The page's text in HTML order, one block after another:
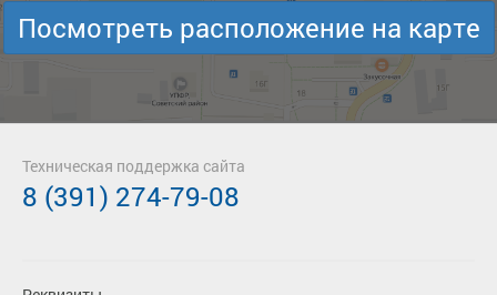
Посмотреть расположение на карте
Техническая поддержка сайта
8 (391) 274-79-08